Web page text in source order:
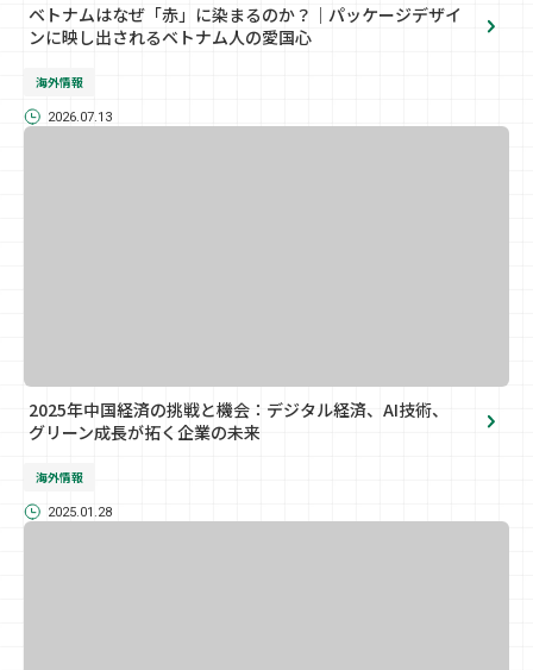
ベトナムはなぜ「赤」に染まるのか？｜パッケージデザイ
ンに映し出されるベトナム人の愛国心
海外情報
2026.07.13
2025年中国経済の挑戦と機会：デジタル経済、AI技術、
グリーン成長が拓く企業の未来
海外情報
2025.01.28